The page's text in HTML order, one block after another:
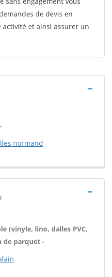
de devis en
et ainsi assurer un
normand
(vinyle, lino, dalles PVC,
de parquet -